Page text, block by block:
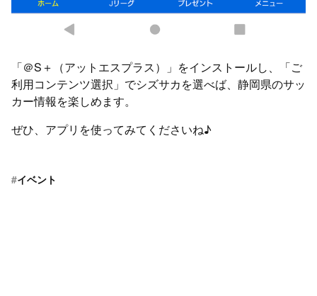
「＠S＋（アットエスプラス）」をインストールし、「ご
利用コンテンツ選択」でシズサカを選べば、静岡県のサッ
カー情報を楽しめます。
ぜひ、アプリを使ってみてくださいね♪
#イベント